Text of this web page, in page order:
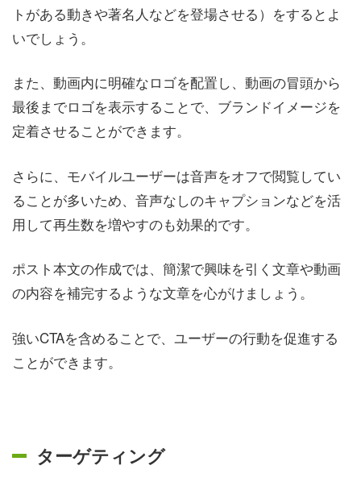
トがある動きや著名人などを登場させる）をするとよ
いでしょう。
また、動画内に明確なロゴを配置し、動画の冒頭から
最後までロゴを表示することで、ブランドイメージを
定着させることができます。
さらに、モバイルユーザーは音声をオフで閲覧してい
ることが多いため、音声なしのキャプションなどを活
用して再生数を増やすのも効果的です。
ポスト本文の作成では、簡潔で興味を引く文章や動画
の内容を補完するような文章を心がけましょう。
強いCTAを含めることで、ユーザーの行動を促進する
ことができます。
ターゲティング